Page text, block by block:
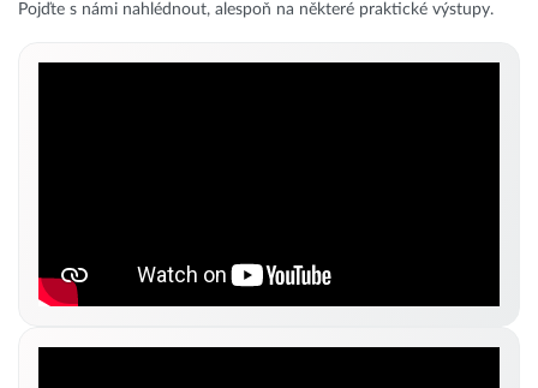
Pojďte s námi nahlédnout, alespoň na některé praktické výstupy.